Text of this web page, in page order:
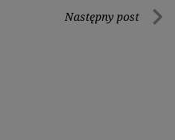
Następny post